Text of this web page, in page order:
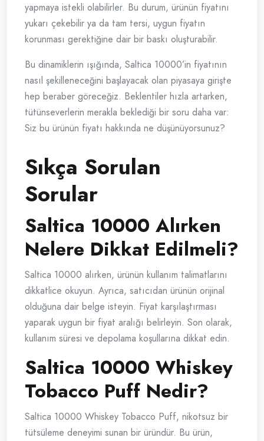
yapmaya istekli olabilirler. Bu durum, ürünün fiyatını
yukarı çekebilir ya da tam tersi, uygun fiyatın
korunması gerektiğine dair bir baskı oluşturabilir.
Bu dinamiklerin ışığında, Saltica 10000’in fiyatının
nasıl şekilleneceğini başlayacak olan piyasaya girişte
hep beraber göreceğiz. Beklentiler hızla artarken,
tütünseverlerin merakla beklediği bir soru daha var:
Siz bu ürünün fiyatı hakkında ne düşünüyorsunuz?
Sıkça Sorulan
Sorular
Saltica 10000 Alırken
Nelere Dikkat Edilmeli?
Saltica 10000 alırken, ürünün kullanım talimatlarını
dikkatlice okuyun. Ayrıca, satıcıdan ürünün orijinal
olduğuna dair belge isteyin. Fiyat karşılaştırması
yaparak uygun bir fiyat aralığı belirleyin. Son olarak,
kullanım süresi ve depolama koşullarına dikkat edin.
Saltica 10000 Whiskey
Tobacco Puff Nedir?
Saltica 10000 Whiskey Tobacco Puff, nikotsuz bir
tütsüleme deneyimi sunan bir üründür. Bu ürün,